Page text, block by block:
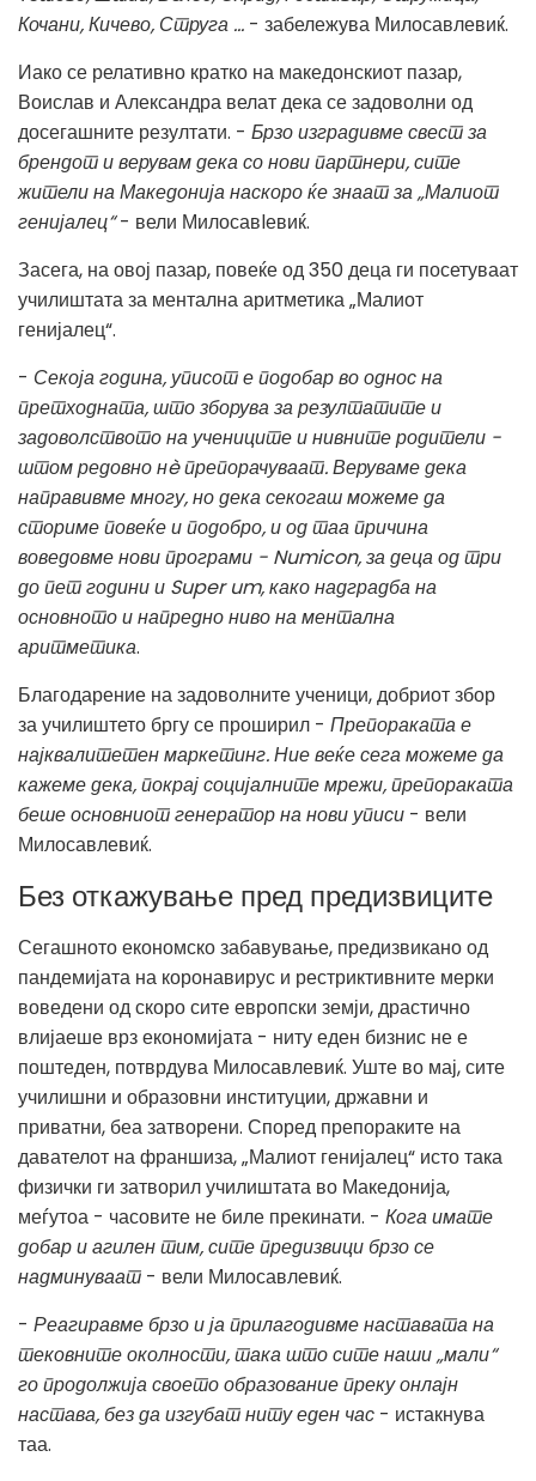
Кочани, Кичево, Струга ... - забележува Милосавлевиќ.
Иако се релативно кратко на македонскиот пазар,
Воислав и Александра велат дека се задоволни од
досегашните резултати. - Брзо изградивме свест за
брендот и верувам дека со нови партнери, сите
жители на Македонија наскоро ќе знаат за „Малиот
генијалец“- вели Милосавlевиќ.
Засега, на овој пазар, повеќе од 350 деца ги посетуваат
училиштата за ментална аритметика „Малиот
генијалец“.
- Секоја година, уписот е подобар во однос на
претходната, што зборува за резултатите и
задоволството на учениците и нивните родители -
штом редовно нè препорачуваат. Веруваме дека
направивме многу, но дека секогаш можеме да
сториме повеќе и подобро, и од таа причина
воведовме нови програми - Numicon, за деца од три
до пет години и Super um, како надградба на
основното и напредно ниво на ментална
аритметика.
Благодарение на задоволните ученици, добриот збор
за училиштето бргу се проширил - Препораката е
најквалитетен маркетинг. Ние веќе сега можеме да
кажеме дека, покрај социјалните мрежи, препораката
беше основниот генератор на нови уписи - вели
Милосавлевиќ.
Без откажување пред предизвиците
Сегашното економско забавување, предизвикано од
пандемијата на коронавирус и рестриктивните мерки
воведени од скоро сите европски земји, драстично
влијаеше врз економијата - ниту еден бизнис не е
поштеден, потврдува Милосавлевиќ. Уште во мај, сите
училишни и образовни институции, државни и
приватни, беа затворени. Според препораките на
давателот на франшиза, „Малиот генијалец“ исто така
физички ги затворил училиштата во Македонија,
меѓутоа - часовите не биле прекинати. - Кога имате
добар и агилен тим, сите предизвици брзо се
надминуваат - вели Милосавлевиќ.
- Реагиравме брзо и ја прилагодивме наставата на
тековните околности, така што сите наши „мали“
го продолжија своето образование преку онлајн
настава, без да изгубат ниту еден час - истакнува
таа.